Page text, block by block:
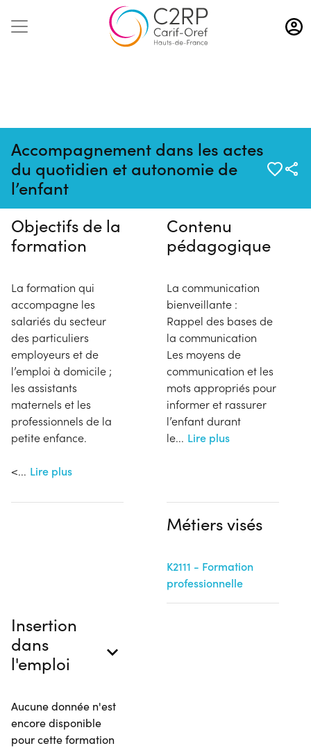
Aller
au
contenu
Accompagnement dans les actes
du quotidien et autonomie de
l’enfant
Pas de session programmée en
ce moment
Objectifs de la
formation
La formation qui
accompagne les
salariés du secteur
des particuliers
employeurs et de
l’emploi à domicile ;
les assistants
maternels et les
professionnels de la
petite enfance.
<... Lire plus
Contenu
pédagogique
La communication
bienveillante :
Rappel des bases de
la communication
Les moyens de
communication et les
mots appropriés pour
informer et rassurer
l’enfant durant
le... Lire plus
Métiers visés
K2111 - Formation
professionnelle
Insertion
dans
l'emploi
Aucune donnée n'est
encore disponible
pour cette formation